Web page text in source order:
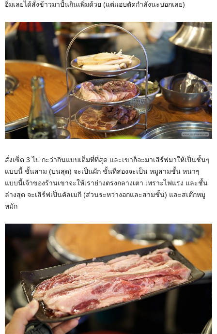
อิ่มเลยได้สั่งข้าวมาปั้นกินเพิ่มด้วย (แต่แอบตัดกำลังนะบอกเลย)
สั่งเซ็ต 3 ไป กะว่ากินแบบเต็มที่ที่สุด และเขาก็จะมาเสิร์ฟมาให้เป็นชั้นๆ
แบบนี้ ชั้นสาม (บนสุด) จะเป็นผัก ชั้นที่สองจะเป็น หมูสามชั้น หนาๆ
แบบนี้เจ้าของร้านเขาจะให้เราย่างตรงกลางเตา เพราะไฟแรง และชั้น
ล่างสุด จะเสิร์ฟเป็นคัลเมกี (ส่วนระหว่างอกและสามชั้น) และสเต๊กหมู
หมัก